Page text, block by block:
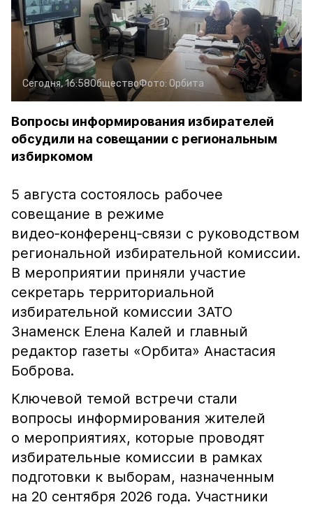
Сегодня, 16:58ОбществоФото: Орбита
Вопросы информирования избирателей
обсудили на совещании с региональным
избиркомом
5 августа состоялось рабочее
совещание в режиме
видео‑конференц‑связи с руководством
региональной избирательной комиссии.
В мероприятии приняли участие
секретарь территориальной
избирательной комиссии ЗАТО
Знаменск Елена Калей и главный
редактор газеты «Орбита» Анастасия
Боброва.
Ключевой темой встречи стали
вопросы информирования жителей
о мероприятиях, которые проводят
избирательные комиссии в рамках
подготовки к выборам, назначенным
на 20 сентября 2026 года. Участники